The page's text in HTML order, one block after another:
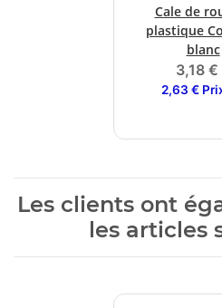
Cale de
plastique
blanc
3,18 €
2,63 €
Les clients ont
les articles